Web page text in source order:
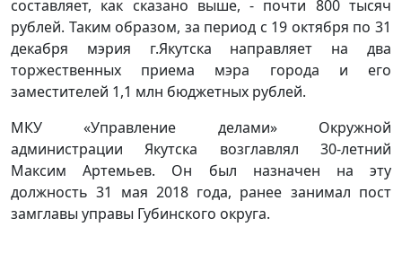
составляет, как сказано выше, - почти 800 тысяч
рублей. Таким образом, за период с 19 октября по 31
декабря мэрия г.Якутска направляет на два
торжественных приема мэра города и его
заместителей 1,1 млн бюджетных рублей.
МКУ «Управление делами» Окружной
администрации Якутска возглавлял 30-летний
Максим Артемьев. Он был назначен на эту
должность 31 мая 2018 года, ранее занимал пост
замглавы управы Губинского округа.